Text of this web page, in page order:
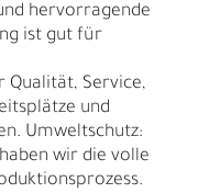
hervorragende
ist gut für
Qualität, Service,
und
Umweltschutz:
wir die volle